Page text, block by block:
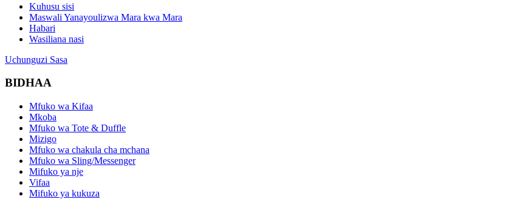
Kuhusu sisi
Maswali Yanayoulizwa Mara kwa Mara
Habari
Wasiliana nasi
Uchunguzi Sasa
BIDHAA
Mfuko wa Kifaa
Mkoba
Mfuko wa Tote & Duffle
Mizigo
Mfuko wa chakula cha mchana
Mfuko wa Sling/Messenger
Mifuko ya nje
Vifaa
Mifuko ya kukuza